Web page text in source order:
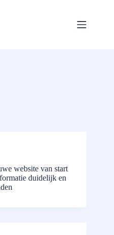
website van start
duidelijk en